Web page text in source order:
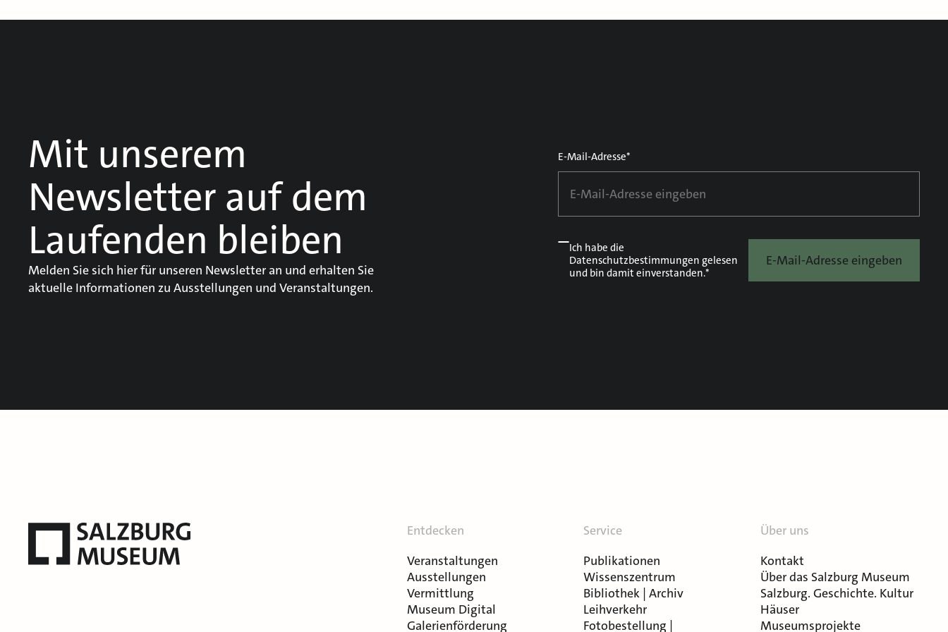
Mit unserem
Newsletter auf dem
Laufenden bleiben
Melden Sie sich hier für unseren Newsletter an und erhalten Sie
aktuelle Informationen zu Ausstellungen und Veranstaltungen.
E-Mail-Adresse*
Ich habe die
Datenschutzbestimmungen gelesen
und bin damit einverstanden.*
E-Mail-Adresse eingeben
Entdecken
Veranstaltungen
Ausstellungen
Vermittlung
Museum Digital
Galerienförderung
Service
Publikationen
Wissenszentrum
Bibliothek | Archiv
Leihverkehr
Fotobestellung |
Über uns
Kontakt
Über das Salzburg Museum
Salzburg. Geschichte. Kultur
Häuser
Museumsprojekte